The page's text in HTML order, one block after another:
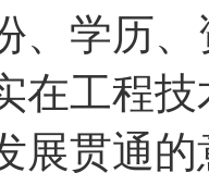
、学历
在工程
展贯通